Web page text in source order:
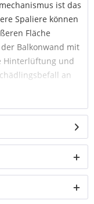
ist das
Spaliere können
Fläche
Balkonwand mit
Hinterlüftung und
an